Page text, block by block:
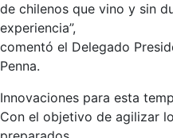
de chilenos que vino y sin
experiencia”,
comentó el Delegado
Penna.
Innovaciones para esta
Con el objetivo de agilizar